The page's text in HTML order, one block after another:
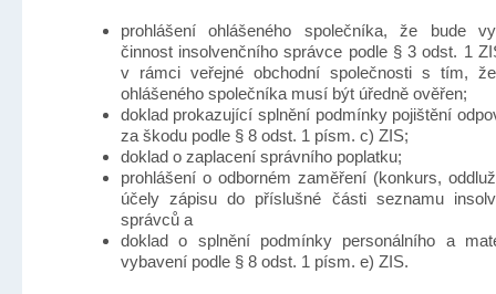
prohlášení ohlášeného společníka, že bude
činnost insolvenčního správce podle § 3 odst. 1
v rámci veřejné obchodní společnosti s tím,
ohlášeného společníka musí být úředně ověřen;
doklad prokazující splnění podmínky pojištění
za škodu podle § 8 odst. 1 písm. c) ZIS;
doklad o zaplacení správního poplatku;
prohlášení o odborném zaměření (konkurs,
účely zápisu do příslušné části seznamu
správců a
doklad o splnění podmínky personálního a
vybavení podle § 8 odst. 1 písm. e) ZIS.